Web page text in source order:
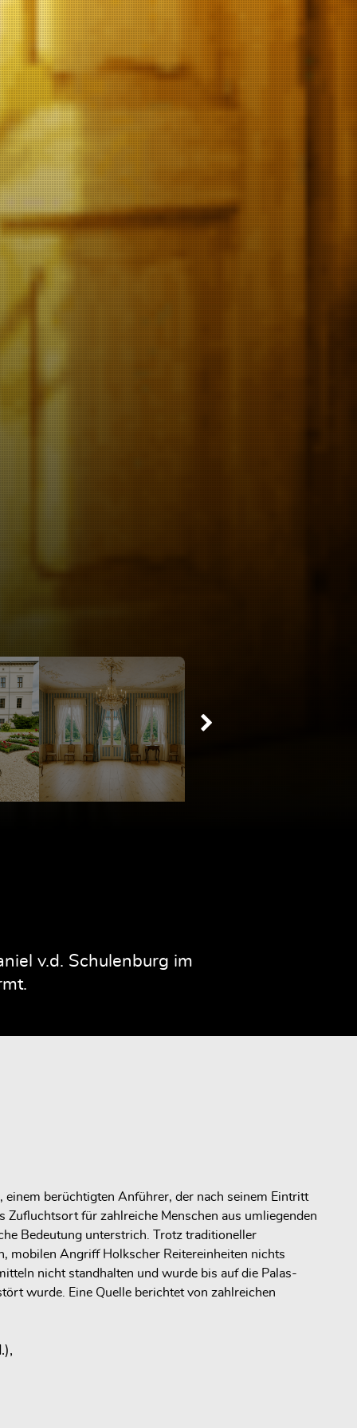
v.d. Schulenburg im
, einem berüchtigten Anführer, der nach seinem Eintritt
Zufluchtsort für zahlreiche Menschen aus umliegenden
Bedeutung unterstrich. Trotz traditioneller
mobilen Angriff Holkscher Reitereinheiten nichts
nicht standhalten und wurde bis auf die Palas-
wurde. Eine Quelle berichtet von zahlreichen